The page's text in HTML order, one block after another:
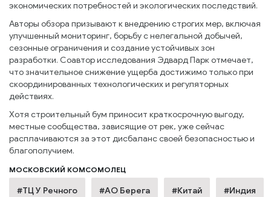
экономических потребностей и экологических последствий.
Авторы обзора призывают к внедрению строгих мер, включая
улучшенный мониторинг, борьбу с нелегальной добычей,
сезонные ограничения и создание устойчивых зон
разработки. Соавтор исследования Эдвард Парк отмечает,
что значительное снижение ущерба достижимо только при
скоординированных технологических и регуляторных
действиях.
Хотя строительный бум приносит краткосрочную выгоду,
местные сообщества, зависящие от рек, уже сейчас
расплачиваются за этот дисбаланс своей безопасностью и
благополучием.
МОСКОВСКИЙ КОМСОМОЛЕЦ
#ТЦ У Речного #АО Берега #Китай #Индия